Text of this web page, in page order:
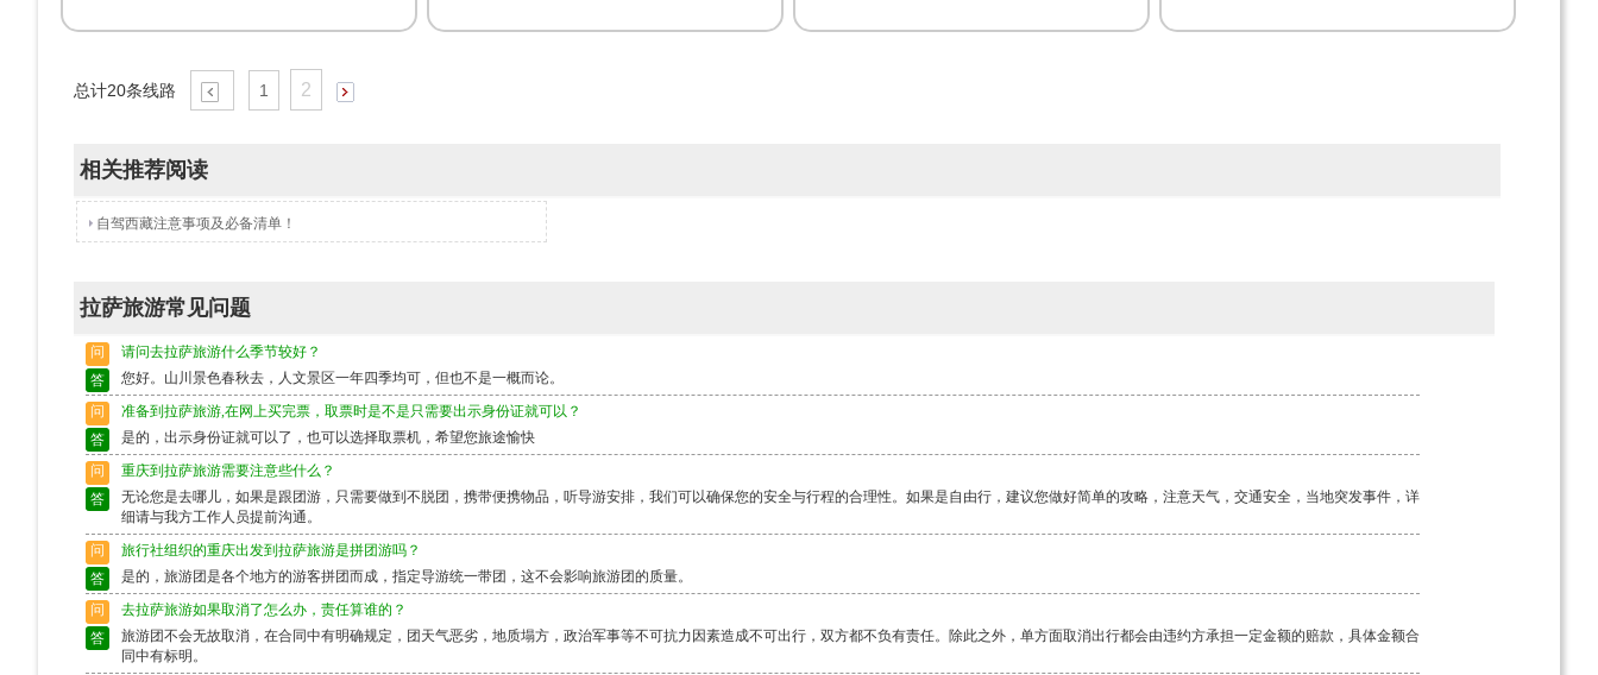
总计20条线路 1 2
相关推荐阅读
自驾西藏注意事项及必备清单！
拉萨旅游常见问题
问
请问去拉萨旅游什么季节较好？
答
您好。山川景色春秋去，人文景区一年四季均可，但也不是一概而论。
问
准备到拉萨旅游,在网上买完票，取票时是不是只需要出示身份证就可以？
答
是的，出示身份证就可以了，也可以选择取票机，希望您旅途愉快
问
重庆到拉萨旅游需要注意些什么？
答
无论您是去哪儿，如果是跟团游，只需要做到不脱团，携带便携物品，听导游安排，我们可以确保您的安全与行程的合理性。如果是自由行，建议您做好简单的攻略，注意天气，交通安全，当地突发事件，详
细请与我方工作人员提前沟通。
问
旅行社组织的重庆出发到拉萨旅游是拼团游吗？
答
是的，旅游团是各个地方的游客拼团而成，指定导游统一带团，这不会影响旅游团的质量。
问
去拉萨旅游如果取消了怎么办，责任算谁的？
答
旅游团不会无故取消，在合同中有明确规定，团天气恶劣，地质塌方，政治军事等不可抗力因素造成不可出行，双方都不负有责任。除此之外，单方面取消出行都会由违约方承担一定金额的赔款，具体金额合
同中有标明。